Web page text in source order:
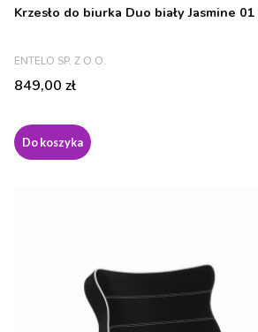
Krzesło do biurka Duo biały Jasmine
PRODUCENT
ENTELO SP. Z O.O.
Cena
849,00 zł
Do koszyka